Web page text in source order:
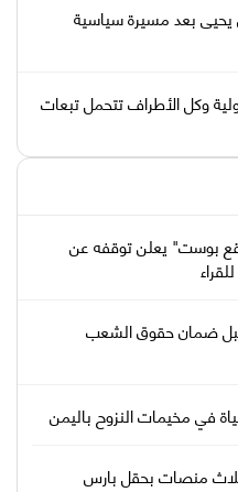
يحيى بعد مسيرة سياسية
وكل الأطراف تتحمل تبعات
بوست" يعلن توقفه عن
ضمان حقوق الشعب
في مخيمات النزوح باليمن
ثلاث منصات بحقل بارس